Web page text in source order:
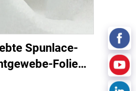
Spunlace-
Folie